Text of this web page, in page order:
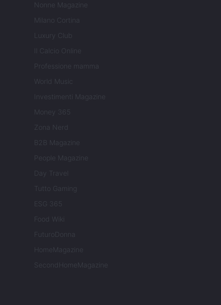
Nonne Magazine
Milano Cortina
Luxury Club
Il Calcio Online
Professione mamma
World Music
Investimenti Magazine
Money 365
Zona Nerd
B2B Magazine
People Magazine
Day Travel
Tutto Gaming
ESG 365
Food Wiki
FuturoDonna
HomeMagazine
SecondHomeMagazine